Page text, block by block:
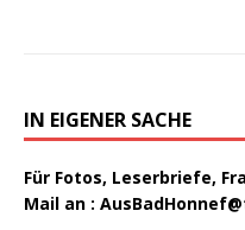
IN EIGENER SACHE
Für Fotos, Leserbriefe,
Mail an :